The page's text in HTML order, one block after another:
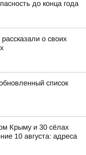
до конца года
о своих
список
Крыму и 30 сёлах
10 августа: адреса